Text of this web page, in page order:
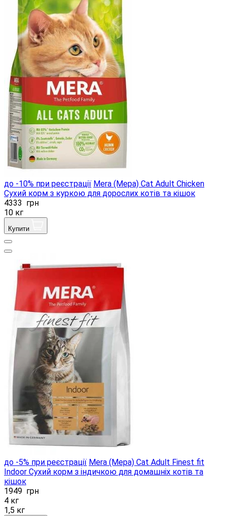
до -10% при реєстрації Mera (Мера) Cat Adult Chicken
Сухий корм з куркою для дорослих котів та кішок
4333 грн
10 кг
Купити
до -5% при реєстрації Mera (Мера) Cat Adult Finest fit
Indoor Сухий корм з індичкою для домашніх котів та
кішок
1949 грн
4 кг
1,5 кг